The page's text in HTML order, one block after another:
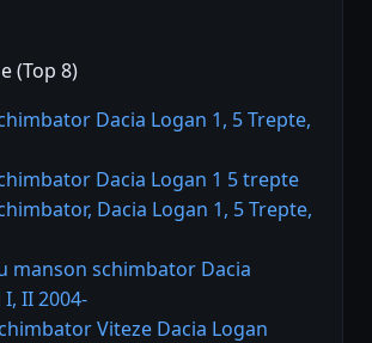
(Top 8)
Dacia Logan 1, 5 Trepte,
Dacia Logan 1 5 trepte
Dacia Logan 1, 5 Trepte,
manson schimbator Dacia
I, II 2004-
Viteze Dacia Logan